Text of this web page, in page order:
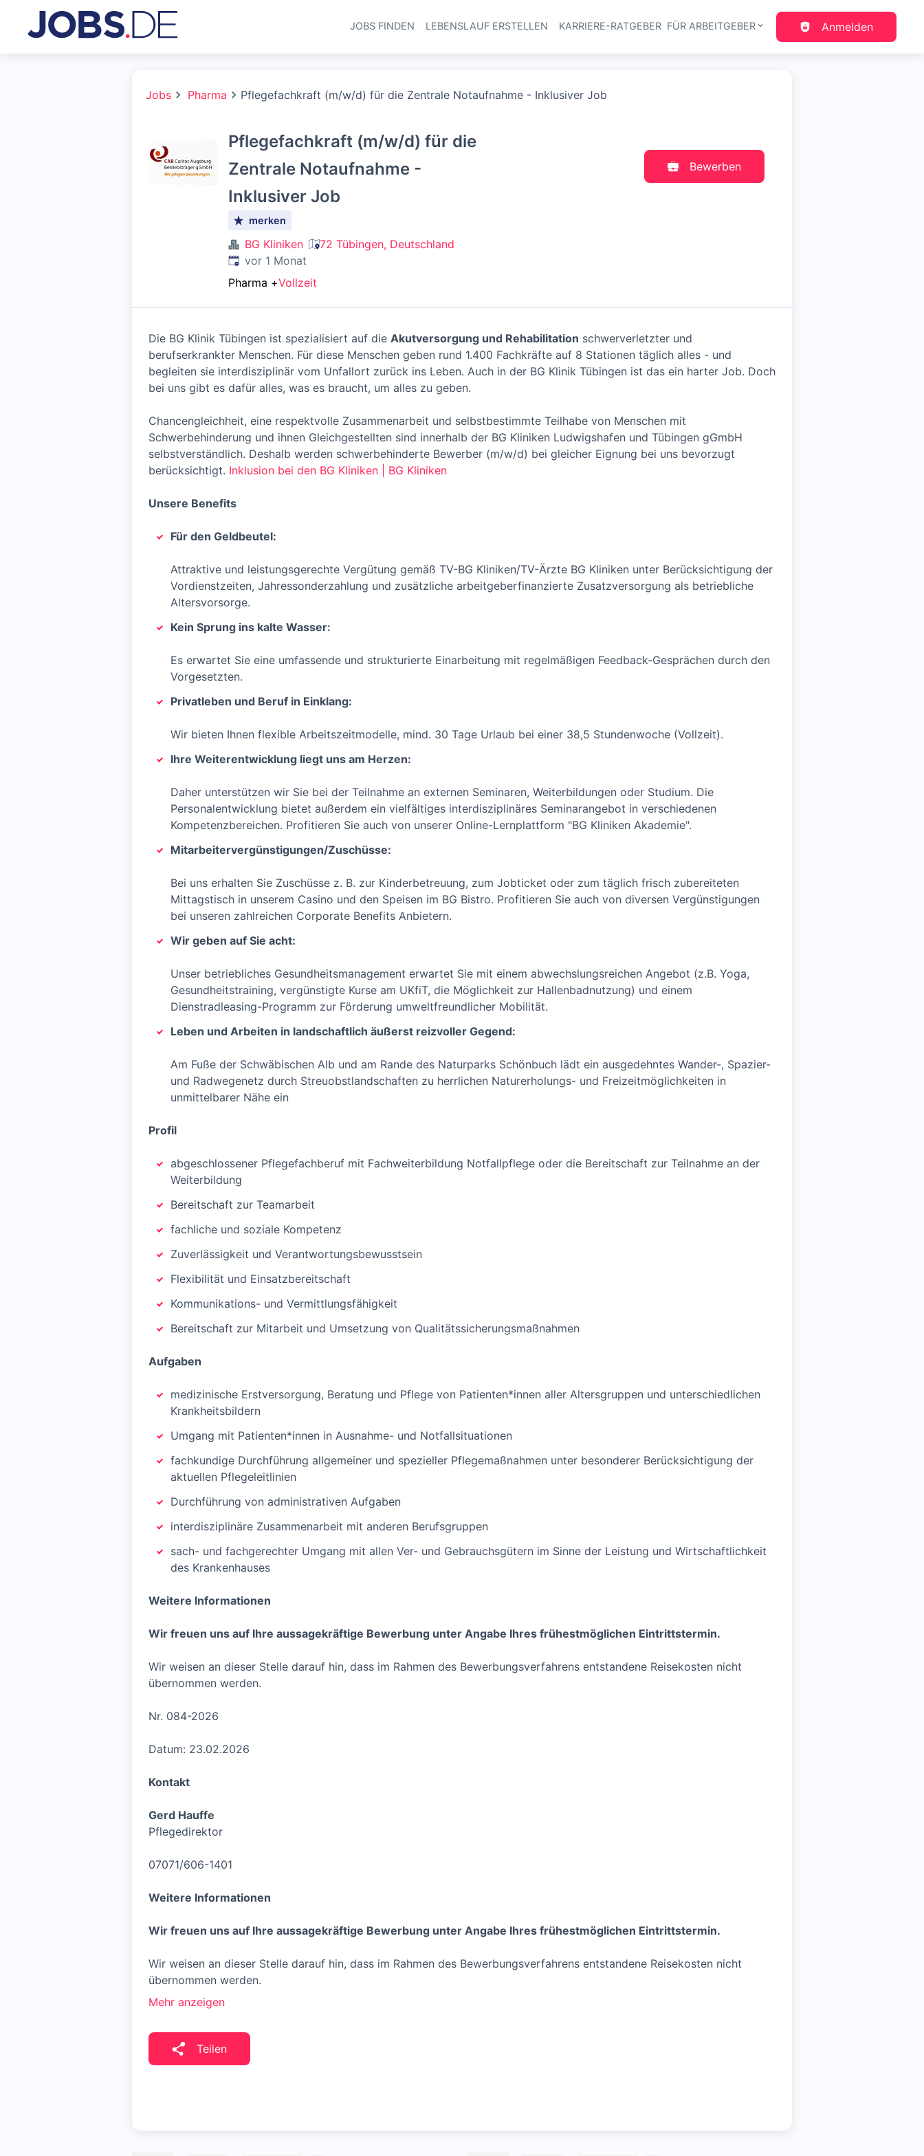
Haupt-Navigation
JOBS FINDEN LEBENSLAUF ERSTELLEN KARRIERE-RATGEBER FÜR ARBEITGEBER Anmelden
Jobs Pharma Pflegefachkraft (m/w/d) für die Zentrale Notaufnahme - Inklusiver Job
Pflegefachkraft (m/w/d) für die
Zentrale Notaufnahme -
Inklusiver Job
merken
BG Kliniken
72 Tübingen, Deutschland
Veröffentlicht:
vor 1 Monat
Pharma +Vollzeit
Bewerben
Die BG Klinik Tübingen ist spezialisiert auf die Akutversorgung und Rehabilitation schwerverletzter und
berufserkrankter Menschen. Für diese Menschen geben rund 1.400 Fachkräfte auf 8 Stationen täglich alles - und
begleiten sie interdisziplinär vom Unfallort zurück ins Leben. Auch in der BG Klinik Tübingen ist das ein harter Job. Doch
bei uns gibt es dafür alles, was es braucht, um alles zu geben.
Chancengleichheit, eine respektvolle Zusammenarbeit und selbstbestimmte Teilhabe von Menschen mit
Schwerbehinderung und ihnen Gleichgestellten sind innerhalb der BG Kliniken Ludwigshafen und Tübingen gGmbH
selbstverständlich. Deshalb werden schwerbehinderte Bewerber (m/w/d) bei gleicher Eignung bei uns bevorzugt
berücksichtigt. Inklusion bei den BG Kliniken | BG Kliniken
Unsere Benefits
Für den Geldbeutel:
Attraktive und leistungsgerechte Vergütung gemäß TV-BG Kliniken/TV-Ärzte BG Kliniken unter Berücksichtigung der
Vordienstzeiten, Jahressonderzahlung und zusätzliche arbeitgeberfinanzierte Zusatzversorgung als betriebliche
Altersvorsorge.
Kein Sprung ins kalte Wasser:
Es erwartet Sie eine umfassende und strukturierte Einarbeitung mit regelmäßigen Feedback-Gesprächen durch den
Vorgesetzten.
Privatleben und Beruf in Einklang:
Wir bieten Ihnen flexible Arbeitszeitmodelle, mind. 30 Tage Urlaub bei einer 38,5 Stundenwoche (Vollzeit).
Ihre Weiterentwicklung liegt uns am Herzen:
Daher unterstützen wir Sie bei der Teilnahme an externen Seminaren, Weiterbildungen oder Studium. Die
Personalentwicklung bietet außerdem ein vielfältiges interdisziplinäres Seminarangebot in verschiedenen
Kompetenzbereichen. Profitieren Sie auch von unserer Online-Lernplattform "BG Kliniken Akademie".
Mitarbeitervergünstigungen/Zuschüsse:
Bei uns erhalten Sie Zuschüsse z. B. zur Kinderbetreuung, zum Jobticket oder zum täglich frisch zubereiteten
Mittagstisch in unserem Casino und den Speisen im BG Bistro. Profitieren Sie auch von diversen Vergünstigungen
bei unseren zahlreichen Corporate Benefits Anbietern.
Wir geben auf Sie acht:
Unser betriebliches Gesundheitsmanagement erwartet Sie mit einem abwechslungsreichen Angebot (z.B. Yoga,
Gesundheitstraining, vergünstigte Kurse am UKfiT, die Möglichkeit zur Hallenbadnutzung) und einem
Dienstradleasing-Programm zur Förderung umweltfreundlicher Mobilität.
Leben und Arbeiten in landschaftlich äußerst reizvoller Gegend:
Am Fuße der Schwäbischen Alb und am Rande des Naturparks Schönbuch lädt ein ausgedehntes Wander-, Spazier-
und Radwegenetz durch Streuobstlandschaften zu herrlichen Naturerholungs- und Freizeitmöglichkeiten in
unmittelbarer Nähe ein
Profil
abgeschlossener Pflegefachberuf mit Fachweiterbildung Notfallpflege oder die Bereitschaft zur Teilnahme an der
Weiterbildung
Bereitschaft zur Teamarbeit
fachliche und soziale Kompetenz
Zuverlässigkeit und Verantwortungsbewusstsein
Flexibilität und Einsatzbereitschaft
Kommunikations- und Vermittlungsfähigkeit
Bereitschaft zur Mitarbeit und Umsetzung von Qualitätssicherungsmaßnahmen
Aufgaben
medizinische Erstversorgung, Beratung und Pflege von Patienten*innen aller Altersgruppen und unterschiedlichen
Krankheitsbildern
Umgang mit Patienten*innen in Ausnahme- und Notfallsituationen
fachkundige Durchführung allgemeiner und spezieller Pflegemaßnahmen unter besonderer Berücksichtigung der
aktuellen Pflegeleitlinien
Durchführung von administrativen Aufgaben
interdisziplinäre Zusammenarbeit mit anderen Berufsgruppen
sach- und fachgerechter Umgang mit allen Ver- und Gebrauchsgütern im Sinne der Leistung und Wirtschaftlichkeit
des Krankenhauses
Weitere Informationen
Wir freuen uns auf Ihre aussagekräftige Bewerbung unter Angabe Ihres frühestmöglichen Eintrittstermin.
Wir weisen an dieser Stelle darauf hin, dass im Rahmen des Bewerbungsverfahrens entstandene Reisekosten nicht
übernommen werden.
Nr. 084-2026
Datum: 23.02.2026
Kontakt
Gerd Hauffe
Pflegedirektor
07071/606-1401
Weitere Informationen
Wir freuen uns auf Ihre aussagekräftige Bewerbung unter Angabe Ihres frühestmöglichen Eintrittstermin.
Wir weisen an dieser Stelle darauf hin, dass im Rahmen des Bewerbungsverfahrens entstandene Reisekosten nicht
übernommen werden.
Mehr anzeigen
Teilen